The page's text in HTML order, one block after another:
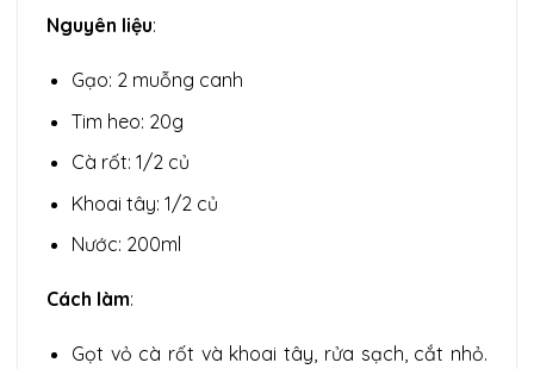
Nguyên liệu:
Gạo: 2 muỗng canh
Tim heo: 20g
Cà rốt: 1/2 củ
Khoai tây: 1/2 củ
Nước: 200ml
Cách làm:
Gọt vỏ cà rốt và khoai tây, rửa sạch, cắt nhỏ.